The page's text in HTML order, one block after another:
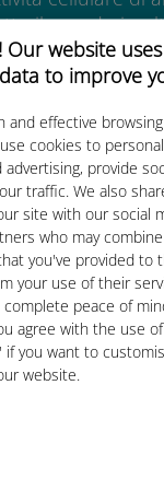
Our website
to improve
and effective
cookies to
advertising, provide
traffic. We also
site with our social
who may
you've provided to
your use of their
peace of
agree with the use
if you want to
website.
il mondo in
destinazioni
Economico
90% in meno
di roaming con
operatore